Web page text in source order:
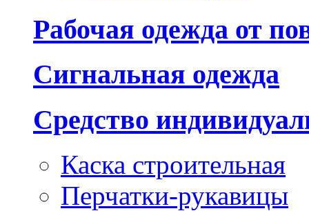
Рабочая одежда от
Сигнальная одежда
Средство
Каска строительная
Перчатки-рукавицы